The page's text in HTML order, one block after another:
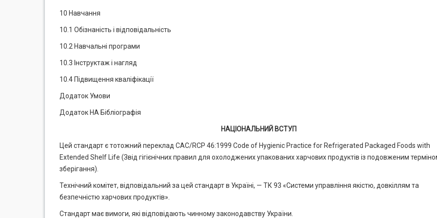
10 Навчання
10.1 Обізнаність і відповідальність
10.2 Навчальні програми
10.3 Інструктаж і нагляд
10.4 Підвищення кваліфікації
Додаток Умови
Додаток НА Бібліографія
НАЦІОНАЛЬНИЙ ВСТУП
Цей стандарт є тотожний переклад CAC/RCP 46:1999 Code of Hygienic Practice for Refrigerated Packaged Foods with
Extended Shelf Life (Звід гігієнічних правил для охолоджених упакованих харчових продуктів із подовженим
зберігання).
Технічний комітет, відповідальний за цей стандарт в Україні, — ТК 93 «Системи управління якістю, довкіллям та
безпечністю харчових продуктів».
Стандарт має вимоги, які відповідають чинному законодавству України.